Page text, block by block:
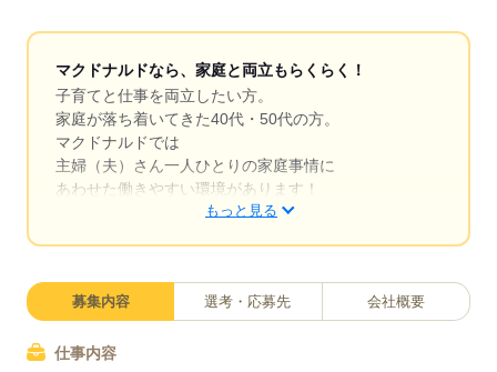
マクドナルドなら、家庭と両立もらくらく！
子育てと仕事を両立したい方。
家庭が落ち着いてきた40代・50代の方。
マクドナルドでは
主婦（夫）さん一人ひとりの家庭事情に
あわせた働きやすい環境があります！
￣￣￣￣￣￣￣￣￣￣￣￣￣￣
子どもが保育園にあがり一段落。
でも、いきなりフルタイムは
もっと見る
募集内容 選考・応募先 会社概要
仕事内容